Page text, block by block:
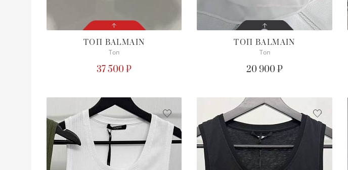
СОСТОЯНИЕ
С БИРКОЙ
ТОП BALMAIN
Топ
37 500 ₽
СОСТОЯНИЕ
ТОП BALMAIN
Топ
20 900 ₽